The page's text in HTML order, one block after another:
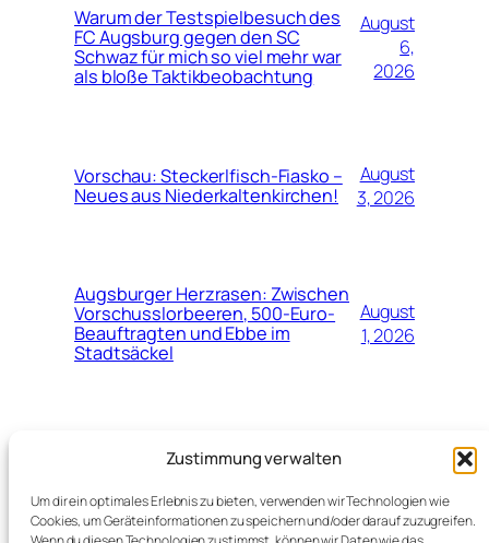
Zustimmung verwalten
Um dir ein optimales Erlebnis zu bieten, verwenden wir Technologien wie
Cookies, um Geräteinformationen zu speichern und/oder darauf zuzugreifen.
Warum der Testspielbesuch des
FC Augsburg gegen den SC
Schwaz für mich so viel mehr war
als bloße Taktikbeobachtung
August
6,
2026
Vorschau: Steckerlfisch-Fiasko –
Neues aus Niederkaltenkirchen!
August
3, 2026
Augsburger Herzrasen: Zwischen
Vorschusslorbeeren, 500-Euro-
Beauftragten und Ebbe im
Stadtsäckel
August
1, 2026
Neuer Top-Job für Marinko Jurendić
beim Schweizerischen
Fussballverband (SFV)
2026